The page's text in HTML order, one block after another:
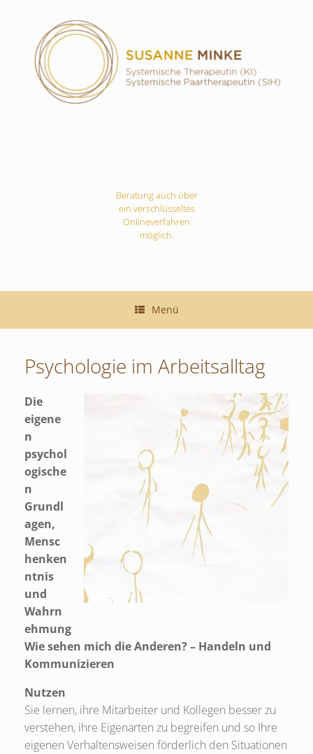
Beratung auch über
ein verschlüsseltes
Onlineverfahren
möglich.
Menü
Psychologie im Arbeitsalltag
Die
eigene
n
psychol
ogische
n
Grundl
agen,
Mensc
henken
ntnis
und
Wahrn
ehmung
Wie sehen mich die Anderen? – Handeln und
Kommunizieren
Nutzen
Sie lernen, ihre Mitarbeiter und Kollegen besser zu
verstehen, ihre Eigenarten zu begreifen und so Ihre
eigenen Verhaltensweisen förderlich den Situationen